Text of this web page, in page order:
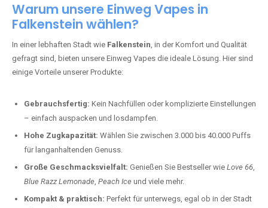
Warum unsere Einweg Vapes in
Falkenstein wählen?
In einer lebhaften Stadt wie Falkenstein, in der Komfort und Qualität
gefragt sind, bieten unsere Einweg Vapes die ideale Lösung. Hier sind
einige Vorteile unserer Produkte:
Gebrauchsfertig: Kein Nachfüllen oder komplizierte Einstellungen
– einfach auspacken und losdampfen.
Hohe Zugkapazität: Wählen Sie zwischen 3.000 bis 40.000 Puffs
für langanhaltenden Genuss.
Große Geschmacksvielfalt: Genießen Sie Bestseller wie Love 66,
Blue Razz Lemonade, Peach Ice und viele mehr.
Kompakt & praktisch: Perfekt für unterwegs, egal ob in der Stadt